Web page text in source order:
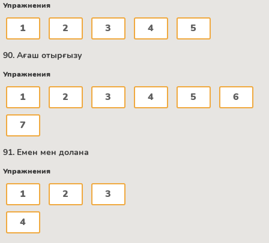
Упражнения
1 2 3 4 5
90. Ағаш отырғызу
Упражнения
1 2 3 4 5 6
7
91. Емен мен долана
Упражнения
1 2 3
4